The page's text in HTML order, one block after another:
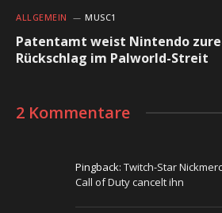
ALLGEMEIN MUSC1
Patentamt weist Nintendo
Rückschlag im Palworld-Streit
2 Kommentare
Pingback: Twitch-Star
Call of Duty cancelt ihn